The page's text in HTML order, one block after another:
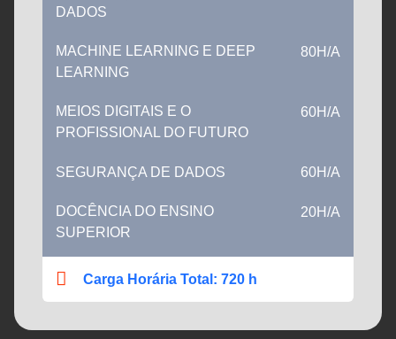
DADOS
MACHINE LEARNING E DEEP
LEARNING
80H/A
MEIOS DIGITAIS E O
PROFISSIONAL DO FUTURO
60H/A
SEGURANÇA DE DADOS 60H/A
DOCÊNCIA DO ENSINO
SUPERIOR
20H/A
Carga Horária Total: 720 h